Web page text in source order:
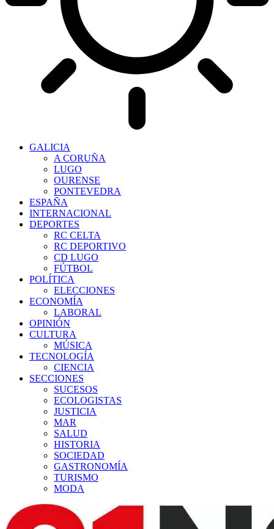
GALICIA
A CORUÑA
LUGO
OURENSE
PONTEVEDRA
ESPAÑA
INTERNACIONAL
DEPORTES
RC CELTA
RC DEPORTIVO
CD LUGO
FÚTBOL
POLÍTICA
ELECCIONES
ECONOMÍA
LABORAL
OPINIÓN
CULTURA
MÚSICA
TECNOLOGÍA
CIENCIA
SECCIONES
SUCESOS
ECOLOGISTAS
JUSTICIA
MAR
SALUD
HISTORIA
SOCIEDAD
GASTRONOMÍA
TURISMO
MODA